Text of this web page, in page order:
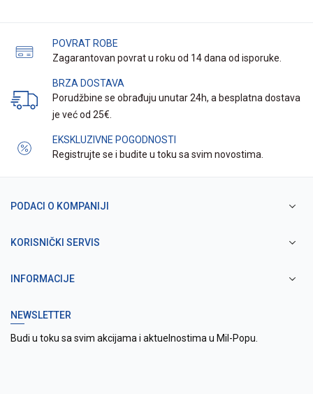
POVRAT ROBE
Zagarantovan povrat u roku od 14 dana od isporuke.
BRZA DOSTAVA
Porudžbine se obrađuju unutar 24h, a besplatna dostava
je već od 25€.
EKSKLUZIVNE POGODNOSTI
Registrujte se i budite u toku sa svim novostima.
PODACI O KOMPANIJI
KORISNIČKI SERVIS
INFORMACIJE
NEWSLETTER
Budi u toku sa svim akcijama i aktuelnostima u Mil-Popu.